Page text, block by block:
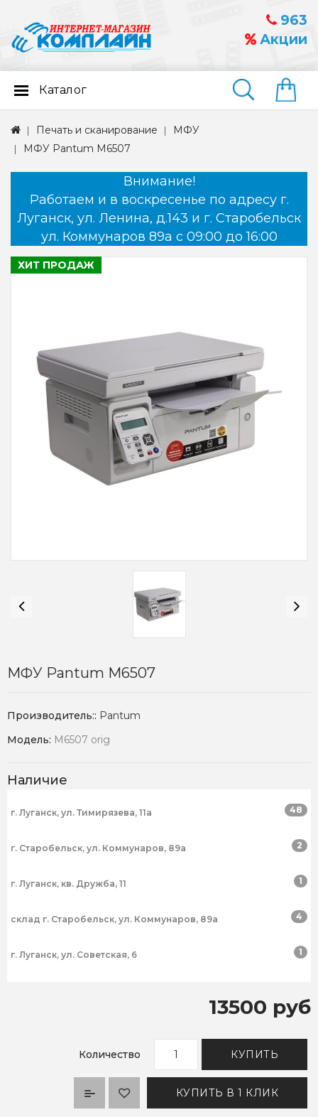
963
Акции
Найти
Каталог
Печать и сканирование
МФУ
МФУ Pantum M6507
Внимание!
Работаем и в воскресенье по адресу г.
Луганск, ул. Ленина, д.143 и г. Старобельск
ул. Коммунаров 89а с 09:00 до 16:00
ХИТ ПРОДАЖ
МФУ Pantum M6507
Производитель:: Pantum
Модель: M6507 orig
Наличие
г. Луганск, ул. Тимирязева, 11а 48
г. Старобельск, ул. Коммунаров, 89а 2
г. Луганск, кв. Дружба, 11 1
склад г. Старобельск, ул. Коммунаров, 89а 4
г. Луганск, ул. Советская, 6 1
13500 руб
Количество КУПИТЬ
КУПИТЬ В 1 КЛИК